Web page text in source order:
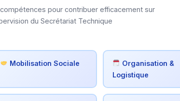
pour contribuer efficacement sur
du Secrétariat Technique
Mobilisation Sociale
Organisation &
Logistique